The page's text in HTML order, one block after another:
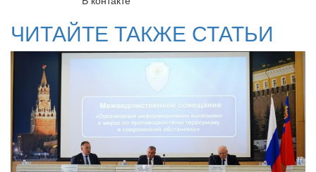
ЧИТАЙТЕ ТАКЖЕ СТАТЬИ